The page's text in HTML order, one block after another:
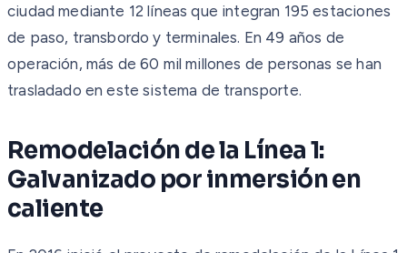
ciudad mediante 12 líneas que integran 195 estaciones
de paso, transbordo y terminales. En 49 años de
operación, más de 60 mil millones de personas se han
trasladado en este sistema de transporte.
Remodelación de la Línea 1:
Galvanizado por inmersión en
caliente